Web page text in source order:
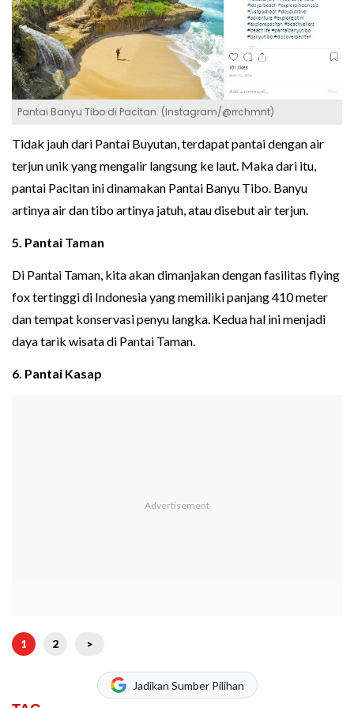
Pantai Banyu Tibo di Pacitan. (Instagram/@rrchmnt)
Tidak jauh dari Pantai Buyutan, terdapat pantai dengan air
terjun unik yang mengalir langsung ke laut. Maka dari itu,
pantai Pacitan ini dinamakan Pantai Banyu Tibo. Banyu
artinya air dan tibo artinya jatuh, atau disebut air terjun.
5. Pantai Taman
Di Pantai Taman, kita akan dimanjakan dengan fasilitas flying
fox tertinggi di Indonesia yang memiliki panjang 410 meter
dan tempat konservasi penyu langka. Kedua hal ini menjadi
daya tarik wisata di Pantai Taman.
6. Pantai Kasap
1 2 >
Jadikan Sumber Pilihan